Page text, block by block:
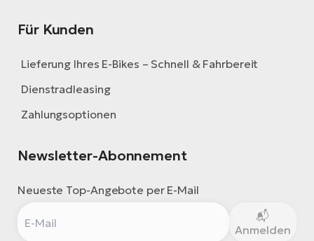
Für Kunden
Lieferung Ihres E-Bikes – Schnell & Fahrbereit
Dienstradleasing
Zahlungsoptionen
Newsletter-Abonnement
Neueste Top-Angebote per E-Mail
Anmelden